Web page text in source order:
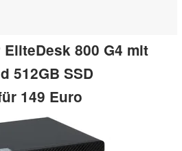
EliteDesk 800 G4 mit
512GB SSD
149 Euro